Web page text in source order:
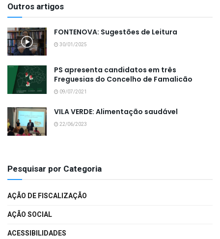
Outros artigos
FONTENOVA: Sugestões de Leitura
30/01/2025
PS apresenta candidatos em três
Freguesias do Concelho de Famalicão
09/07/2021
VILA VERDE: Alimentação saudável
22/06/2023
Pesquisar por Categoria
AÇÃO DE FISCALIZAÇÃO
AÇÃO SOCIAL
ACESSIBILIDADES